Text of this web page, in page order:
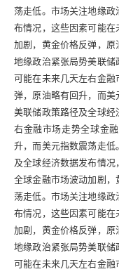
荡走低。市场关注地缘
布情况，这些因素可能
加剧，黄金价格反弹，
地缘政治紧张局势美联
可能在未来几天左右金融
弹，原油略有回升，而
美联储政策路径及全球
右金融市场走势全球金
升，而美元指数震荡走
及全球经济数据发布情
全球金融市场波动加剧
荡走低。市场关注地缘
布情况，这些因素可能
加剧，黄金价格反弹，
地缘政治紧张局势美联
可能在未来几天左右金融